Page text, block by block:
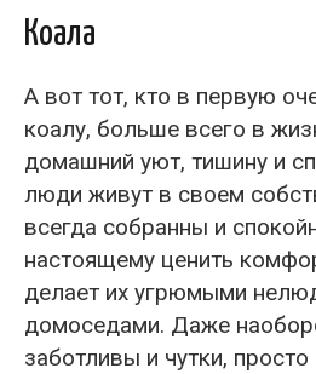
Коала
А вот тот, кто в первую
коалу, больше всего в
домашний уют, тишину и
люди живут в своем
всегда собранны и
настоящему ценить
делает их угрюмыми
домоседами. Даже
заботливы и чутки,